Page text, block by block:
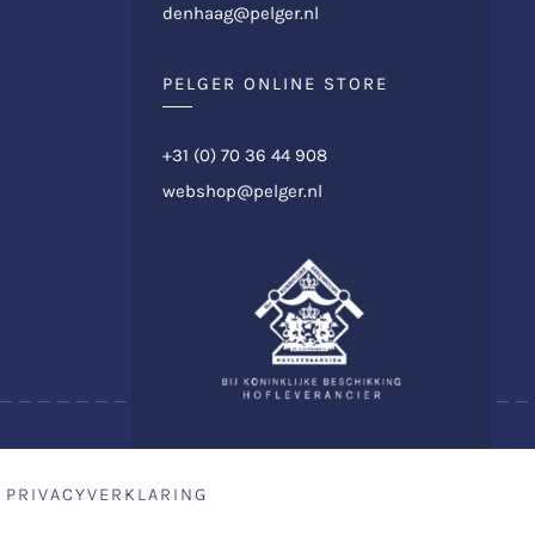
denhaag@pelger.nl
PELGER ONLINE STORE
+31 (0) 70 36 44 908
webshop@pelger.nl
PRIVACYVERKLARING